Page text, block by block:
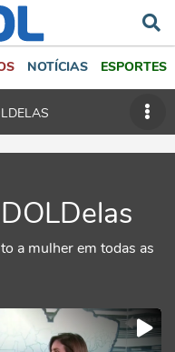
NOTÍCIAS ESPORTES
a mulher em todas as